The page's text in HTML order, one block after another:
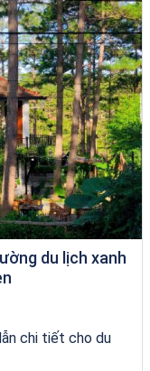
du lịch xanh
chi tiết cho du